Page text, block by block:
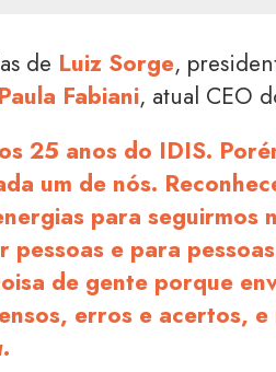
de Luiz Sorge,
Paula Fabiani, atual CEO
25 anos do IDIS.
um de nós.
para seguirmos
e para
de gente porque
erros e acertos, e